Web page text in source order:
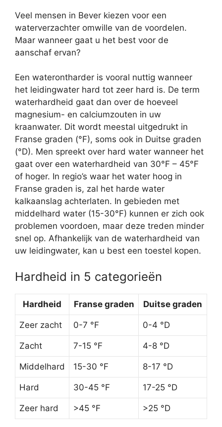
Veel mensen in Bever kiezen voor een
waterverzachter omwille van de voordelen.
Maar wanneer gaat u het best voor de
aanschaf ervan?
Een waterontharder is vooral nuttig wanneer
het leidingwater hard tot zeer hard is. De term
waterhardheid gaat dan over de hoeveel
magnesium- en calciumzouten in uw
kraanwater. Dit wordt meestal uitgedrukt in
Franse graden (°F), soms ook in Duitse graden
(°D). Men spreekt over hard water wanneer het
gaat over een waterhardheid van 30°F – 45°F
of hoger. In regio’s waar het water hoog in
Franse graden is, zal het harde water
kalkaanslag achterlaten. In gebieden met
middelhard water (15-30°F) kunnen er zich ook
problemen voordoen, maar deze treden minder
snel op. Afhankelijk van de waterhardheid van
uw leidingwater, kan u best een toestel kopen.
Hardheid in 5 categorieën
Hardheid Franse graden Duitse graden
Zeer zacht 0-7 °F 0-4 °D
Zacht 7-15 °F 4-8 °D
Middelhard 15-30 °F 8-17 °D
Hard 30-45 °F 17-25 °D
Zeer hard >45 °F >25 °D